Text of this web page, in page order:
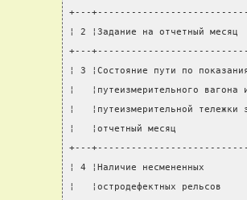
+---
¦ 2 ¦Задание на отчетный
+---
¦ 3 ¦Состояние пути по
¦   ¦путеизмерительного
¦   ¦путеизмерительной
¦   ¦отчетный месяц
+---
¦ 4 ¦Наличие несмененных
¦   ¦остродефектных